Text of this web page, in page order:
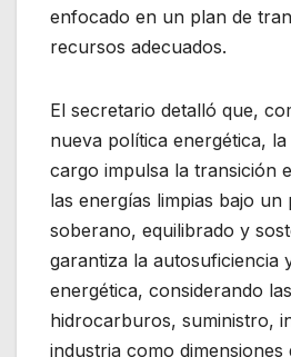
enfocado en un plan de
recursos adecuados.
El secretario detalló que,
nueva política energética,
cargo impulsa la transición
las energías limpias bajo un
soberano, equilibrado y
garantiza la autosuficiencia
energética, considerando
hidrocarburos, suministro,
industria como dimensiones